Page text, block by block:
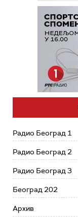
Радио Београд 1
Радио Београд 2
Радио Београд 3
Београд 202
Архив